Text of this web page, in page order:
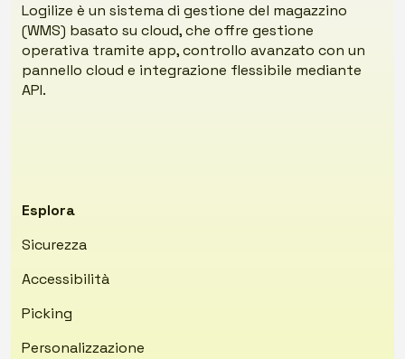
Logilize è un sistema di gestione del magazzino
(WMS) basato su cloud, che offre gestione
operativa tramite app, controllo avanzato con un
pannello cloud e integrazione flessibile mediante
API.
Esplora
Sicurezza
Accessibilità
Picking
Personalizzazione